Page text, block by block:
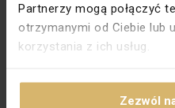
Partnerzy mogą połączyć
otrzymanymi od Ciebie lub
korzystania z ich usług.
Zezwól
Ilość źródeł światła